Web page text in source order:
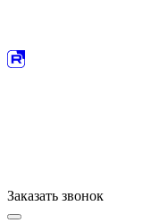
Заказать звонок